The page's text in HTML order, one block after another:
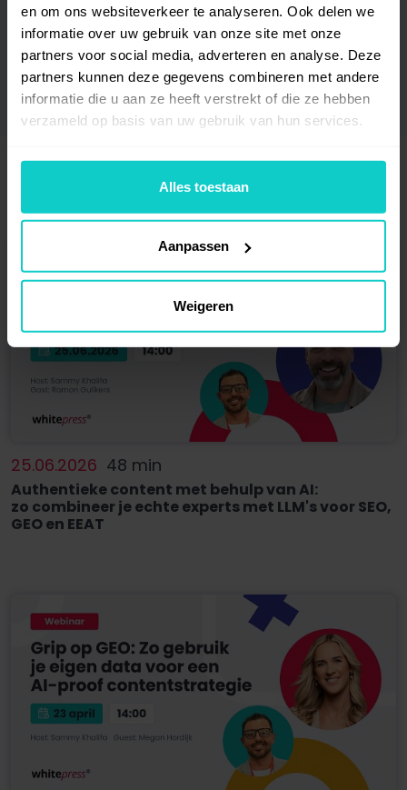
en om ons websiteverkeer te analyseren. Ook delen we
informatie over uw gebruik van onze site met onze
partners voor social media, adverteren en analyse. Deze
partners kunnen deze gegevens combineren met andere
informatie die u aan ze heeft verstrekt of die ze hebben
verzameld op basis van uw gebruik van hun services.
Alles toestaan
Aanpassen
Weigeren
Gratis educatief
materiaal
25.06.2026 48 min
Authentieke content met behulp van AI:
zo combineer je echte experts met LLM's voor SEO,
GEO en EEAT